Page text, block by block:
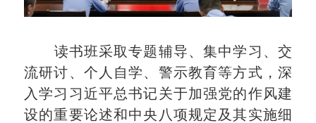
读书班采取专题辅导、集中学习、交
流研讨、个人自学、警示教育等方式，深
入学习习近平总书记关于加强党的作风建
设的重要论述和中央八项规定及其实施细